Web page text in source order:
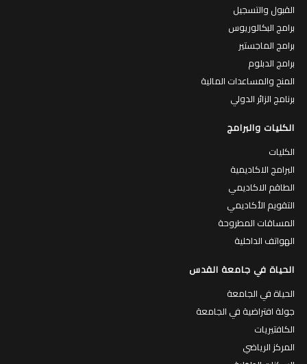
القبول والتسجيل
برامج البكالوريوس
برامج الماجستير
برامج الدبلوم
المنح والمساعدات المالية
برنامج الزائر الدولي
الكليات والبرامج
الكليات
البرامج الاكاديمية
الطاقم الاكاديمي
التقويم الأكاديمي
المساقات المطروحة
الهواتف الداخلية
الحياة في جامعة القدس
الحياة في الجامعة
جولة افتراضية في الجامعة
الكافتيريات
المركز الرياضي